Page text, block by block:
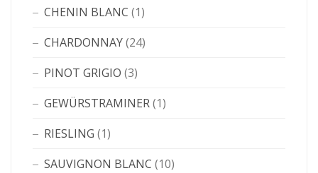
CHENIN BLANC (1)
CHARDONNAY(24)
PINOT GRIGIO (3)
GEWÜRSTRAMINER(1)
RIESLING (1)
SAUVIGNON BLANC (10)